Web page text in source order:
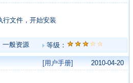
文件，开始安装
一般资源 等级：
[用户手册]
2010-04-20